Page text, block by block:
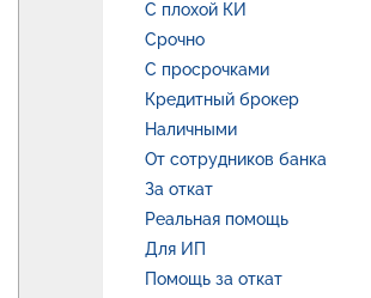
С плохой КИ
Срочно
С просрочками
Кредитный брокер
Наличными
От сотрудников банка
За откат
Реальная помощь
Для ИП
Помощь за откат